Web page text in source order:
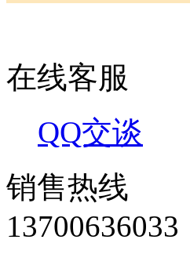
在线客服
QQ交谈
销售热线
13700636033